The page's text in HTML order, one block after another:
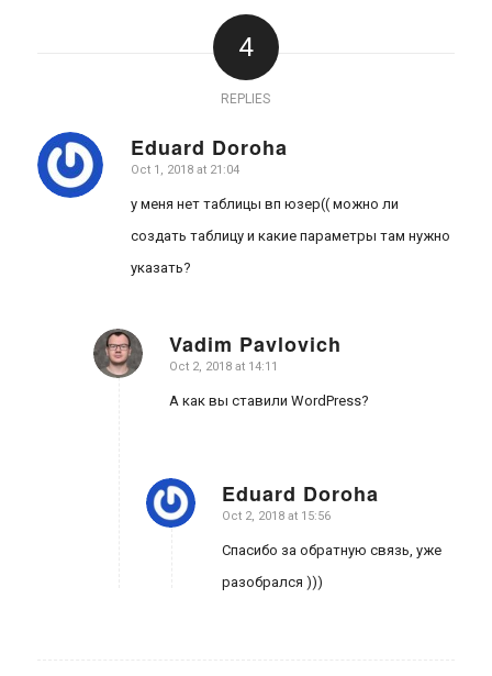
4
REPLIES
Eduard Doroha
says:
Oct 1, 2018 at 21:04
у меня нет таблицы вп юзер(( можно ли
создать таблицу и какие параметры там нужно
указать?
Vadim Pavlovich
says:
Oct 2, 2018 at 14:11
А как вы ставили WordPress?
Eduard Doroha
says:
Oct 2, 2018 at 15:56
Спасибо за обратную связь, уже
разобрался )))